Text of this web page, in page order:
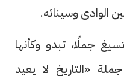
الوادى وسينائه.
جملًا، تبدو وكأنها
«التاريخ لا يعيد